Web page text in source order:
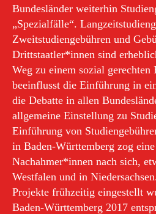
Bundesländer weiterhin
„Spezialfälle“.
Zweitstudiengebühren und
Drittstaatler*innen sind
Weg zu einem sozial gerechten
beeinflusst die Einführung in
die Debatte in allen
allgemeine Einstellung zu
Einführung von
in Baden-Württemberg zog
Nachahmer*innen nach sich,
Westfalen und in
Projekte frühzeitig eingestellt
Baden-Württemberg 2017